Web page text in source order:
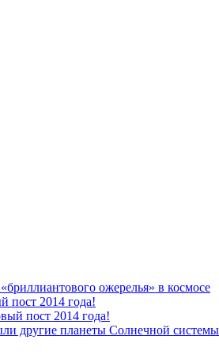
ожерелья» в космосе
пост 2014 года!
пост 2014 года!
другие планеты Солнечной